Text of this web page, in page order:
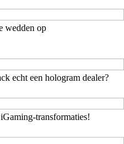
wedden op
echt een hologram dealer?
transformaties!